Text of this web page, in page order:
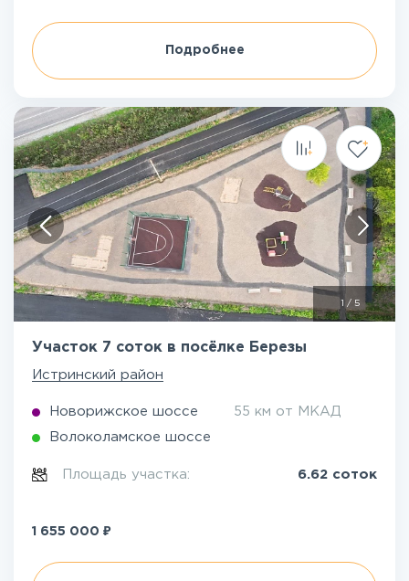
Подробнее
/ 5
Участок 7 соток в посёлке Березы
Истринский район
Новорижское шоссе 55 км от МКАД
Волоколамское шоссе
Площадь участка: 6.62 соток
1 655 000 ₽